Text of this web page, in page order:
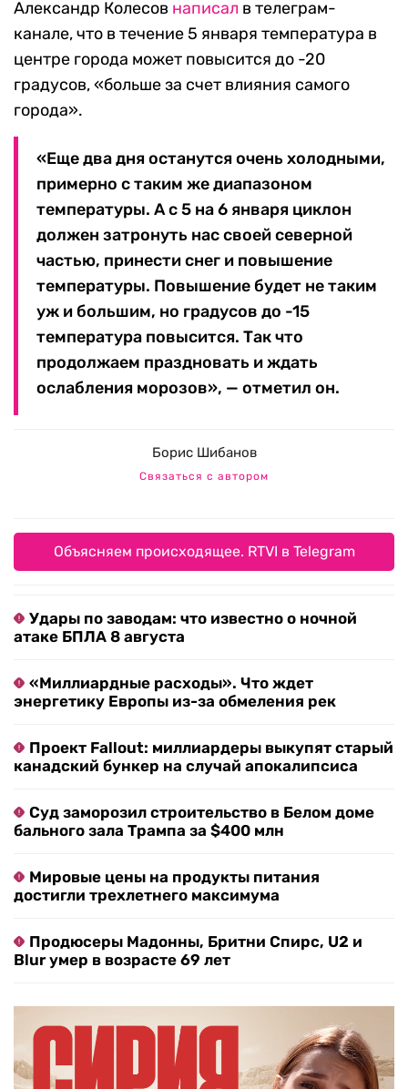
Александр Колесов написал в телеграм-
канале, что в течение 5 января температура в
центре города может повысится до -20
градусов, «больше за счет влияния самого
города».
«Еще два дня останутся очень холодными,
примерно с таким же диапазоном
температуры. А с 5 на 6 января циклон
должен затронуть нас своей северной
частью, принести снег и повышение
температуры. Повышение будет не таким
уж и большим, но градусов до -15
температура повысится. Так что
продолжаем праздновать и ждать
ослабления морозов», — отметил он.
Борис Шибанов
Связаться с автором
Объясняем происходящее. RTVI в Telegram
Удары по заводам: что известно о ночной
атаке БПЛА 8 августа
«Миллиардные расходы». Что ждет
энергетику Европы из-за обмеления рек
Проект Fallout: миллиардеры выкупят старый
канадский бункер на случай апокалипсиса
Суд заморозил строительство в Белом доме
бального зала Трампа за $400 млн
Мировые цены на продукты питания
достигли трехлетнего максимума
Продюсеры Мадонны, Бритни Спирс, U2 и
Blur умер в возрасте 69 лет